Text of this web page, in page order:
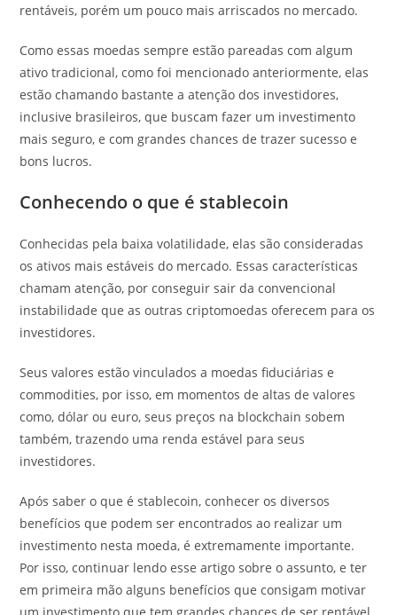
rentáveis, porém um pouco mais arriscados no mercado.
Como essas moedas sempre estão pareadas com algum
ativo tradicional, como foi mencionado anteriormente, elas
estão chamando bastante a atenção dos investidores,
inclusive brasileiros, que buscam fazer um investimento
mais seguro, e com grandes chances de trazer sucesso e
bons lucros.
Conhecendo o que é stablecoin
Conhecidas pela baixa volatilidade, elas são consideradas
os ativos mais estáveis do mercado. Essas características
chamam atenção, por conseguir sair da convencional
instabilidade que as outras criptomoedas oferecem para os
investidores.
Seus valores estão vinculados a moedas fiduciárias e
commodities, por isso, em momentos de altas de valores
como, dólar ou euro, seus preços na blockchain sobem
também, trazendo uma renda estável para seus
investidores.
Após saber o que é stablecoin, conhecer os diversos
benefícios que podem ser encontrados ao realizar um
investimento nesta moeda, é extremamente importante.
Por isso, continuar lendo esse artigo sobre o assunto, e ter
em primeira mão alguns benefícios que consigam motivar